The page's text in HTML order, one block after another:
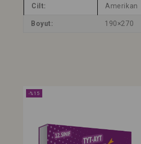
Cilt: Amerikan
Boyut: 190×270
-%15